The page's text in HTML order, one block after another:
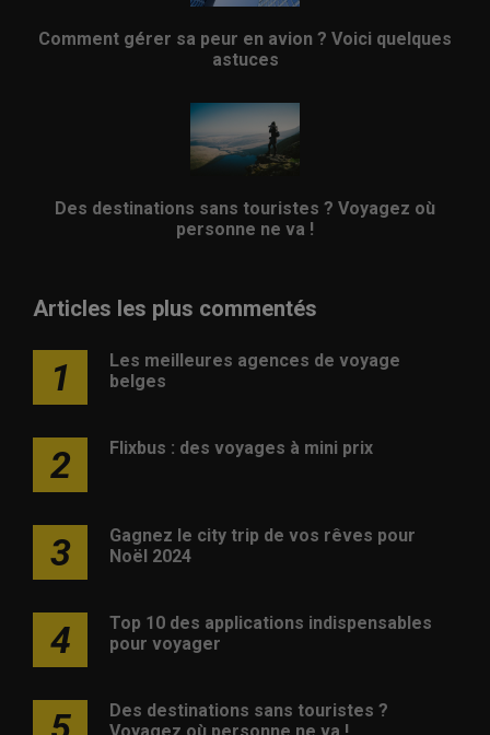
Comment gérer sa peur en avion ? Voici quelques
astuces
Des destinations sans touristes ? Voyagez où
personne ne va !
Articles les plus commentés
1
Les meilleures agences de voyage
belges
2 Flixbus : des voyages à mini prix
3
Gagnez le city trip de vos rêves pour
Noël 2024
4
Top 10 des applications indispensables
pour voyager
Des destinations sans touristes ?
Voyagez où personne ne va !